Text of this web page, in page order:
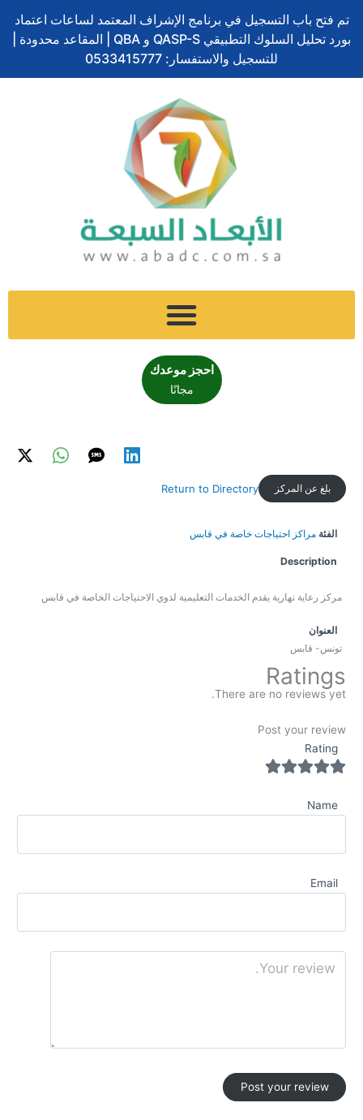
إلى
المحتوى
تم فتح باب التسجيل في برنامج الإشراف المعتمد لساعات اعتماد
بورد تحليل السلوك التطبيقي QASP-S و QBA | المقاعد محدودة |
للتسجيل والاستفسار: 0533415777
احجز موعدك
مجانًا
بلغ عن المركز Return to Directory
الفئة مراكز احتياجات خاصة في قابس
Description
مركز رعاية نهارية يقدم الخدمات التعليمية لذوي الاحتياجات الخاصة في قابس
العنوان
تونس- قابس
Ratings
There are no reviews yet.
Post your review
Rating
Name
Email